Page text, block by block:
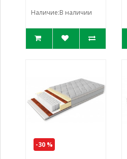
Наличие:В наличии
-30 %